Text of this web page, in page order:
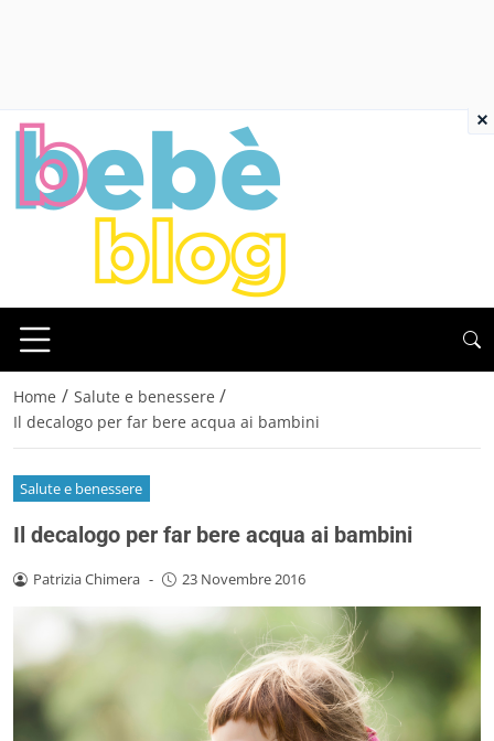
Home / Salute e benessere /
Il decalogo per far bere acqua ai bambini
Salute e benessere
Il decalogo per far bere acqua ai bambini
Patrizia Chimera - 23 Novembre 2016
×